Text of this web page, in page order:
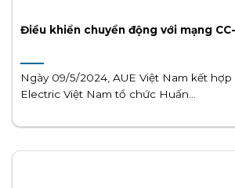
Điều khiển chuyển động với mạng
Ngày 09/5/2024, AUE Việt Nam kết
Electric Việt Nam tổ chức Huấn...